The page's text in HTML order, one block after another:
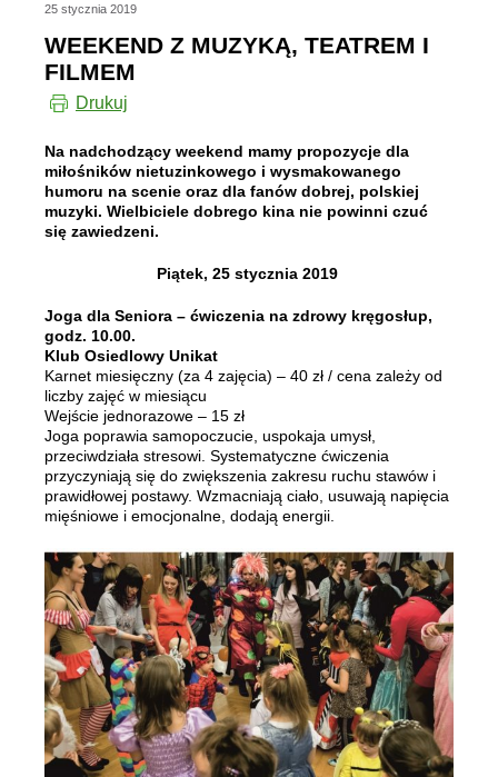
25 stycznia 2019
WEEKEND Z MUZYKĄ, TEATREM I
FILMEM
Drukuj
Na nadchodzący weekend mamy propozycje dla
miłośników nietuzinkowego i wysmakowanego
humoru na scenie oraz dla fanów dobrej, polskiej
muzyki. Wielbiciele dobrego kina nie powinni czuć
się zawiedzeni.
Piątek, 25 stycznia 2019
Joga dla Seniora – ćwiczenia na zdrowy kręgosłup,
godz. 10.00.
Klub Osiedlowy Unikat
Karnet miesięczny (za 4 zajęcia) – 40 zł / cena zależy od
liczby zajęć w miesiącu
Wejście jednorazowe – 15 zł
Joga poprawia samopoczucie, uspokaja umysł,
przeciwdziała stresowi. Systematyczne ćwiczenia
przyczyniają się do zwiększenia zakresu ruchu stawów i
prawidłowej postawy. Wzmacniają ciało, usuwają napięcia
mięśniowe i emocjonalne, dodają energii.